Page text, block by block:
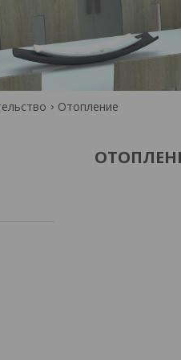
Отопление